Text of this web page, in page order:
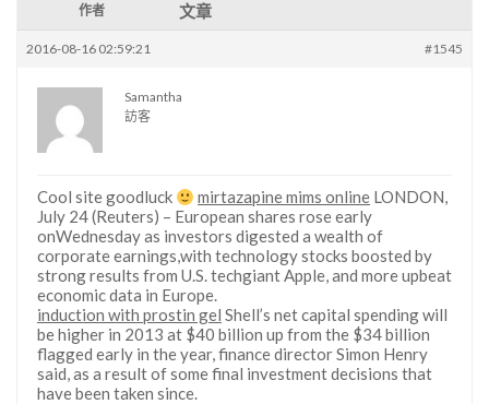
作者 文章
2016-08-16 02:59:21 #1545
Samantha
訪客
Cool site goodluck mirtazapine mims online LONDON,
July 24 (Reuters) – European shares rose early
onWednesday as investors digested a wealth of
corporate earnings,with technology stocks boosted by
strong results from U.S. techgiant Apple, and more upbeat
economic data in Europe.
induction with prostin gel Shell’s net capital spending will
be higher in 2013 at $40 billion up from the $34 billion
flagged early in the year, finance director Simon Henry
said, as a result of some final investment decisions that
have been taken since.